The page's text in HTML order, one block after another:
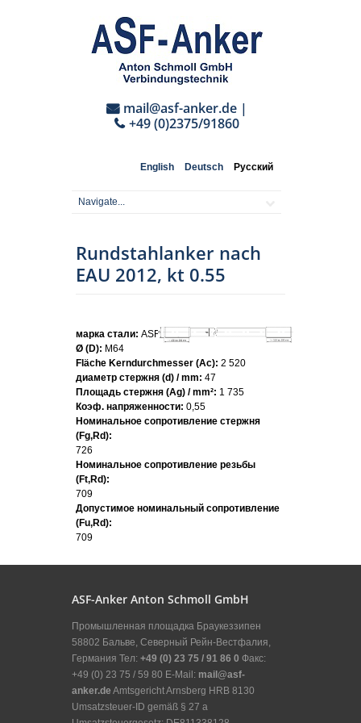
mail@asf-anker.de|
+49 (0)2375/91860
English Deutsch Русский
Rundstahlanker nach
EAU 2012, kt 0.55
марка стали: ASF460
Ø (D): M64
Fläche Kerndurchmesser (Ac): 2 520
диаметр стержня (d) / mm: 47
Площадь стержня (Ag) / mm²: 1 735
Коэф. напряженности: 0,55
Номинальное сопротивление стержня
(Fg,Rd):
726
Номинальное сопротивление резьбы
(Ft,Rd):
709
Допустимое номинальный сопротивление
(Fu,Rd):
709
ASF-Anker Anton Schmoll GmbH
Промышленная площадка Браукеззипен
58802 Бальве, Северный Рейн-Вестфалия,
Германия Тел: +49 (0) 23 75 / 91 86 0 Факс:
+49 (0) 23 75 / 59 80 E-Mail: mail@asf-
anker.de Amtsgericht Arnsberg HRB 8130
Umsatzsteuer-ID gemäß § 27 a